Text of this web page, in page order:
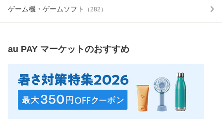
ゲーム機・ゲームソフト （282 ）
au PAY マーケットのおすすめ